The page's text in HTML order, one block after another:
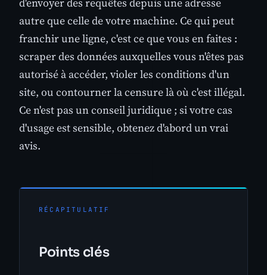
autre que celle de votre machine. Ce qui peut
franchir une ligne, c'est ce que vous en faites :
scraper des données auxquelles vous n'êtes pas
autorisé à accéder, violer les conditions d'un
site, ou contourner la censure là où c'est illégal.
Ce n'est pas un conseil juridique ; si votre cas
d'usage est sensible, obtenez d'abord un vrai
avis.
RÉCAPITULATIF
Points clés